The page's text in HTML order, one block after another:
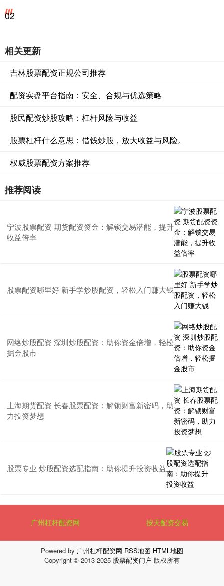
02
相关更新
吉林股票配资正规公司推荐
配资实盘平台指南：安全、合规与优选策略
股民配资炒股攻略：杠杆风险与收益
股票杠杆什么意思：借钱炒股，放大收益与风险。
权威股票配资方案推荐
推荐阅读
宁波股票配资 期货配资资金：解锁交易潜能，提升
收益倍率
股票配资哪里好 新手学炒股配资，轻松入门赚大钱
网络炒股配资 深圳炒股配资：助你资金倍增，轻松
掘金股市
上海期货配资 长春股票配资：解锁财富新密码，助
力投资梦想
股票专业 炒股配资选配指南：助你提升投资收益
广州杠杆配资网 按天配资交易
Powered by 广州杠杆配资网 RSS地图 HTML地图
Copyright © 2013-2025 股票配资门户 版权所有